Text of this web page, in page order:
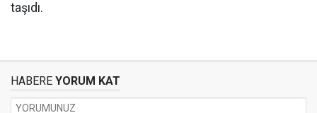
taşıdı.
HABERE YORUM KAT